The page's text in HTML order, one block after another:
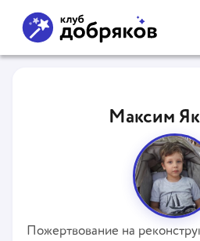
СМИ О НАС
Максим
Пожертвование на